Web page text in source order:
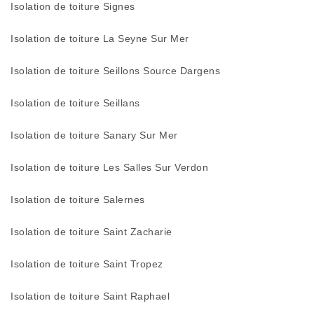
Isolation de toiture Signes
Isolation de toiture La Seyne Sur Mer
Isolation de toiture Seillons Source Dargens
Isolation de toiture Seillans
Isolation de toiture Sanary Sur Mer
Isolation de toiture Les Salles Sur Verdon
Isolation de toiture Salernes
Isolation de toiture Saint Zacharie
Isolation de toiture Saint Tropez
Isolation de toiture Saint Raphael